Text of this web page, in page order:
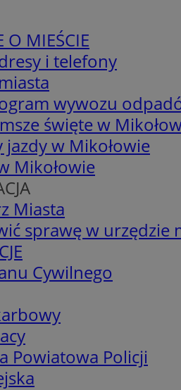
O MIEŚCIE
i telefony
wywozu
święte w
jazdy w Mikołowie
Mikołowie
Miasta
sprawę w urzędzie
Cywilnego
Powiatowa Policji